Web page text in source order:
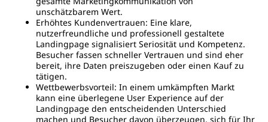
unschätzbarem Wert.
Erhöhtes Kundenvertrauen: Eine klare,
nutzerfreundliche und professionell gestaltete
Landingpage signalisiert Seriosität und Kompetenz.
Besucher fassen schneller Vertrauen und sind eher
bereit, ihre Daten preiszugeben oder einen Kauf zu
tätigen.
Wettbewerbsvorteil: In einem umkämpften Markt
kann eine überlegene User Experience auf der
Landingpage den entscheidenden Unterschied
machen und Besucher davon überzeugen, sich für Ihr